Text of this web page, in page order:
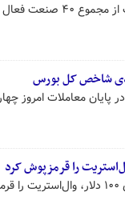
۷ مرداد با افت ۳۳ هزار واحدی به ۵ میلیون و ۷۵